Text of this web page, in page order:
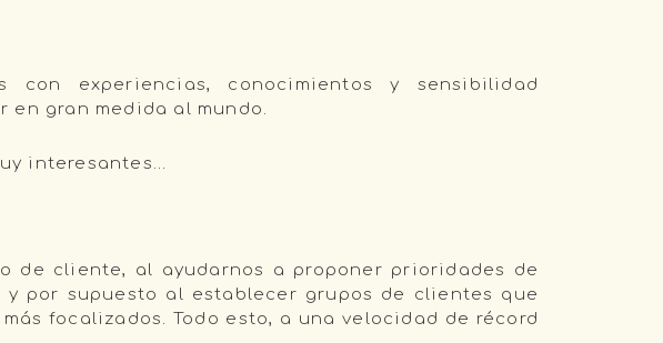
experiencias, conocimientos y sensibilidad
gran medida al mundo.
interesantes…
de cliente, al ayudarnos a proponer prioridades de
por supuesto al establecer grupos de clientes que
focalizados. Todo esto, a una velocidad de récord